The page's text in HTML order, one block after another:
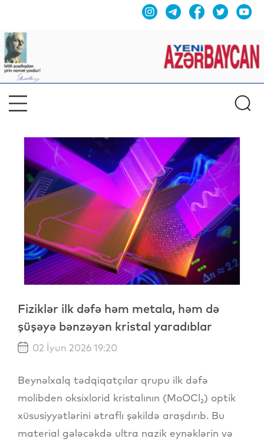
Fiziklər ilk dəfə həm metala, həm də
şüşəyə bənzəyən kristal yaradıblar
02 İyun 2026 19:20
Beynəlxalq tədqiqatçılar qrupu ilk dəfə
molibden oksixlorid kristalının (MoOCl₂) optik
xüsusiyyətlərini ətraflı şəkildə araşdırıb. Bu
material gələcəkdə ultra nazik eynəklərin və